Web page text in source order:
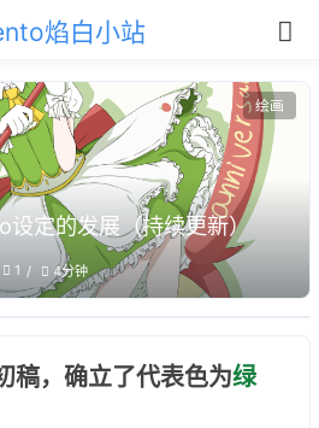
绘画
设定的发展（持续更新）
1 4分钟
稿，确立了代表色为绿